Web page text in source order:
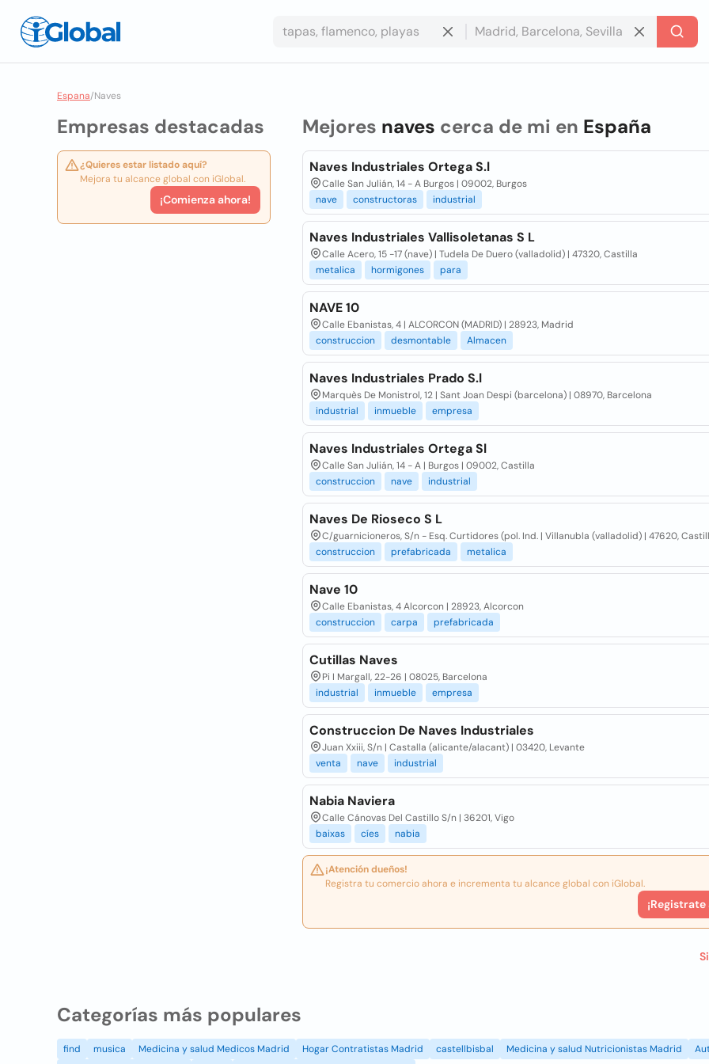
Espana/Naves
Empresas destacadas
¿Quieres estar listado aquí?
Mejora tu alcance global con iGlobal.
¡Comienza ahora!
Mejores naves cerca de mi en España
Naves Industriales Ortega S.l
Calle San Julián, 14 - A Burgos | 09002, Burgos
nave
constructoras industrial
Naves Industriales Vallisoletanas S L
Calle Acero, 15 -17 (nave) | Tudela De Duero (valladolid) | 47320, Castilla
metalica
hormigones para
NAVE 10
Calle Ebanistas, 4 | ALCORCON (MADRID) | 28923, Madrid
construccion
desmontable Almacen
Naves Industriales Prado S.l
Marquès De Monistrol, 12 | Sant Joan Despi (barcelona) | 08970, Barcelona
industrial
inmueble empresa
Naves Industriales Ortega Sl
Calle San Julián, 14 - A | Burgos | 09002, Castilla
construccion
nave industrial
Naves De Rioseco S L
C/guarnicioneros, S/n - Esq. Curtidores (pol. Ind. | Villanubla (valladolid) | 47620,
construccion
prefabricada metalica
Nave 10
Calle Ebanistas, 4 Alcorcon | 28923, Alcorcon
construccion
carpa prefabricada
Cutillas Naves
Pi I Margall, 22-26 | 08025, Barcelona
industrial
inmueble empresa
Construccion De Naves Industriales
Juan Xxiii, S/n | Castalla (alicante/alacant) | 03420, Levante
venta
nave industrial
Nabia Naviera
Calle Cánovas Del Castillo S/n | 36201, Vigo
baixas
cíes nabia
¡Atención dueños!
Registra tu comercio ahora e incrementa tu alcance global con iGlobal.
Categorías más populares
find musica Medicina y salud Medicos Madrid Hogar Contratistas Madrid castellbisbal Medicina y salud Nutricionistas Madrid